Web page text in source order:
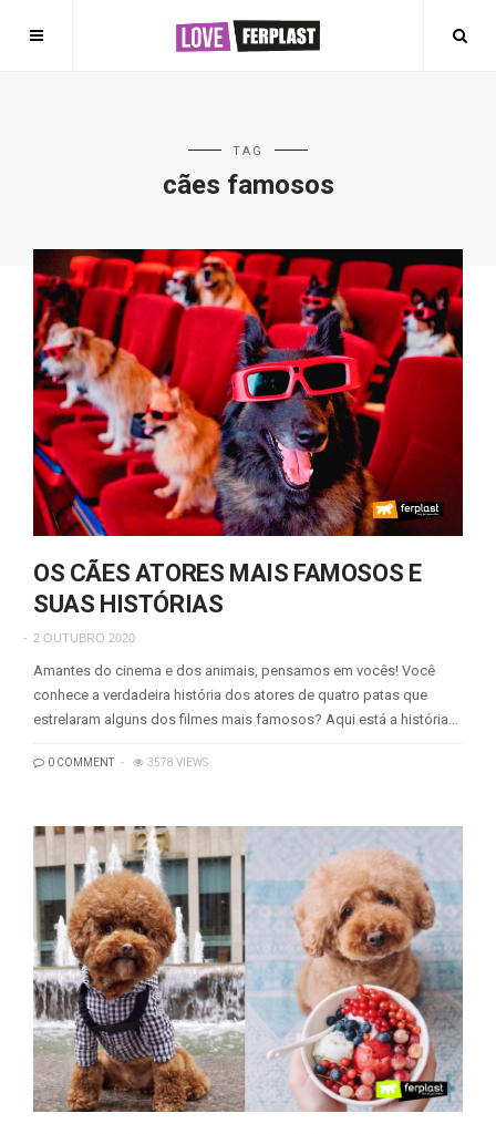
TAG
cães famosos
OS CÃES ATORES MAIS FAMOSOS E
SUAS HISTÓRIAS
2 OUTUBRO 2020
Amantes do cinema e dos animais, pensamos em vocês! Você
conhece a verdadeira história dos atores de quatro patas que
estrelaram alguns dos filmes mais famosos? Aqui está a história…
0 COMMENT 3578 VIEWS